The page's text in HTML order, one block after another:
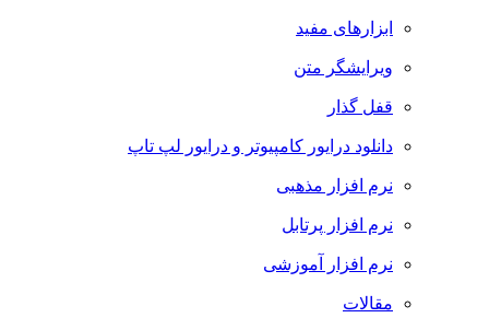
ابزارهای مفید
ویرایشگر متن
قفل گذار
دانلود درایور کامپیوتر و درایور لپ تاپ
نرم افزار مذهبی
نرم افزار پرتابل
نرم افزار آموزشی
مقالات